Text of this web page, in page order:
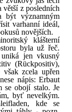
větší z posledních
být významným
varhanní ideál,
novějších.
klášterní
byla už řeč.
jen vkusný
(Rückpositiv),
zcela upřen
nápis: Erbaut
se obojí stalo. Je
byť nevelkým.
kde se